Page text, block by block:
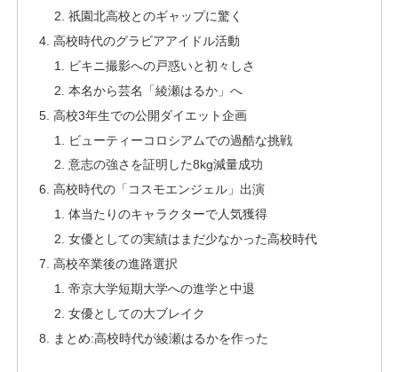
祇園北高校とのギャップに驚く
高校時代のグラビアアイドル活動
ビキニ撮影への戸惑いと初々しさ
本名から芸名「綾瀬はるか」へ
高校3年生での公開ダイエット企画
ビューティーコロシアムでの過酷な挑戦
意志の強さを証明した8kg減量成功
高校時代の「コスモエンジェル」出演
体当たりのキャラクターで人気獲得
女優としての実績はまだ少なかった高校時代
高校卒業後の進路選択
帝京大学短期大学への進学と中退
女優としての大ブレイク
まとめ:高校時代が綾瀬はるかを作った